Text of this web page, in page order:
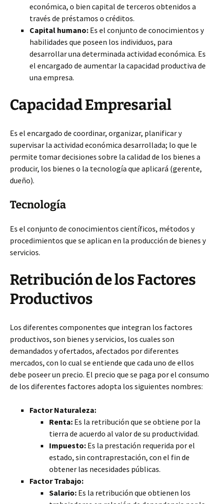
económica, o bien capital de terceros obtenidos a
través de préstamos o créditos.
Capital humano: Es el conjunto de conocimientos y
habilidades que poseen los individuos, para
desarrollar una determinada actividad económica. Es
el encargado de aumentar la capacidad productiva de
una empresa.
Capacidad Empresarial
Es el encargado de coordinar, organizar, planificar y
supervisar la actividad económica desarrollada; lo que le
permite tomar decisiones sobre la calidad de los bienes a
producir, los bienes o la tecnología que aplicará (gerente,
dueño).
Tecnología
Es el conjunto de conocimientos científicos, métodos y
procedimientos que se aplican en la producción de bienes y
servicios.
Retribución de los Factores
Productivos
Los diferentes componentes que integran los factores
productivos, son bienes y servicios, los cuales son
demandados y ofertados, afectados por diferentes
mercados, con lo cual se entiende que cada uno de ellos
debe poseer un precio. El precio que se paga por el consumo
de los diferentes factores adopta los siguientes nombres:
Factor Naturaleza:
Renta: Es la retribución que se obtiene por la
tierra de acuerdo al valor de su productividad.
Impuesto: Es la prestación requerida por el
estado, sin contraprestación, con el fin de
obtener las necesidades públicas.
Factor Trabajo:
Salario: Es la retribución que obtienen los